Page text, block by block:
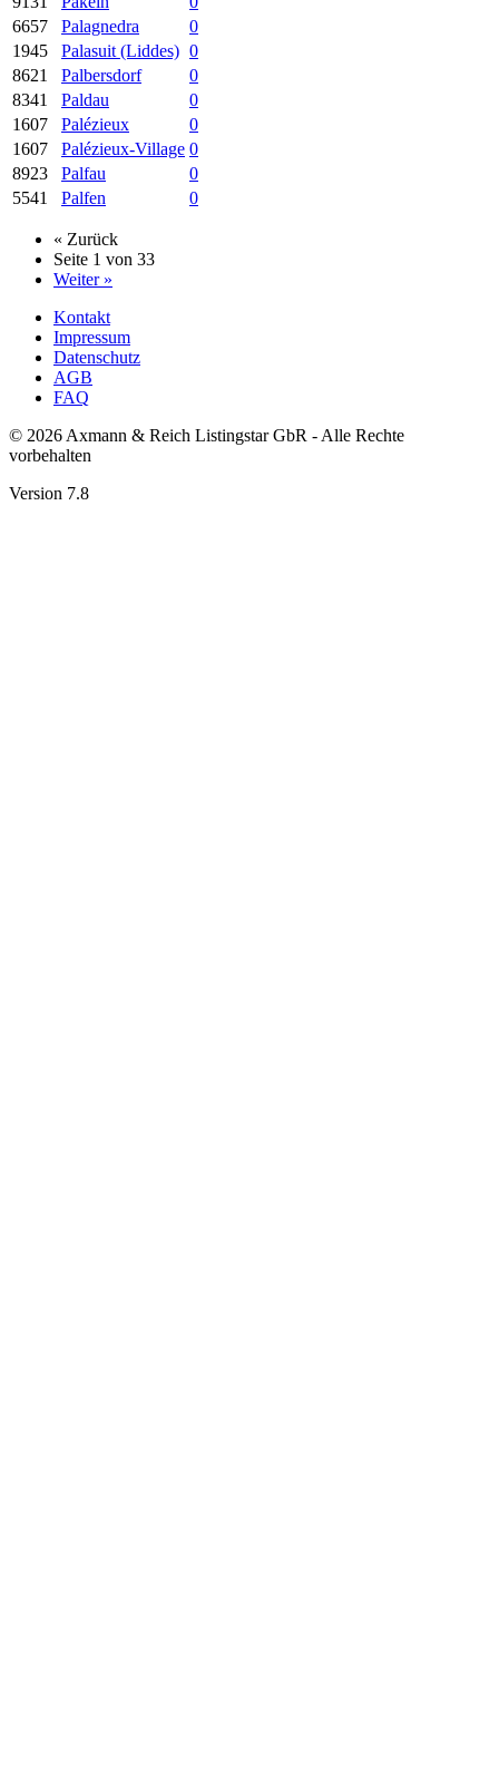
6657
Palagnedra
0
1945
Palasuit (Liddes) 0
8621
Palbersdorf
0
8341
Paldau
0
1607
Palézieux
0
1607
Palézieux-Village 0
8923
Palfau
0
5541
Palfen 0
« Zurück
Seite 1 von 33
Weiter »
Kontakt
Impressum
Datenschutz
AGB
FAQ
© 2026 Axmann & Reich Listingstar GbR - Alle Rechte
vorbehalten
Version 7.8